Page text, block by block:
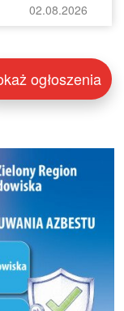
02.08.2026
ogłoszenia